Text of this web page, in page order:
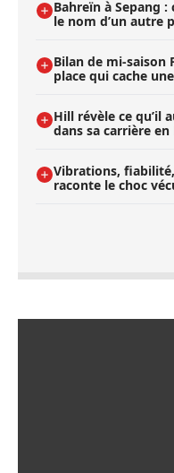
Bahreïn à Sepang
le nom d’un autre
Bilan de mi-saison
place qui cache
Hill révèle ce qu’il
dans sa carrière en
Vibrations,
raconte le choc